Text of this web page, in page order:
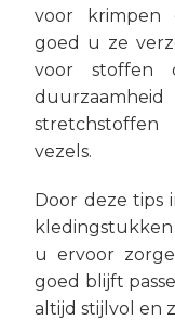
voor krimpen
goed u ze
voor stoffen
vezels.
Door deze tips
u ervoor
goed blijft
altijd stijlvol en